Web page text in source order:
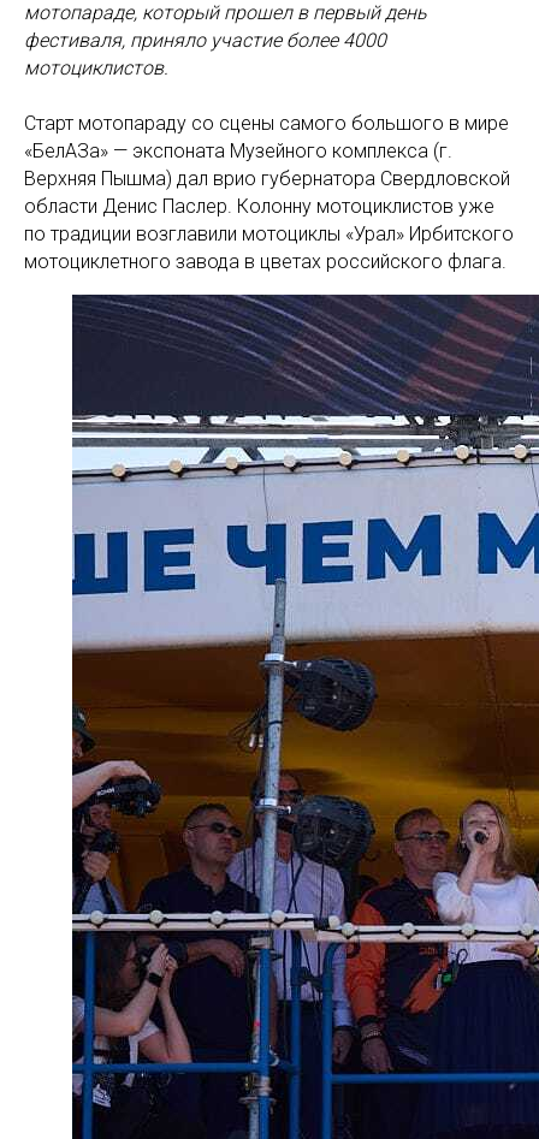
мотопараде, который прошел в первый день
фестиваля, приняло участие более 4000
мотоциклистов.
Старт мотопараду со сцены самого большого в мире
«БелАЗа» — экспоната Музейного комплекса (г.
Верхняя Пышма) дал врио губернатора Свердловской
области Денис Паслер. Колонну мотоциклистов уже
по традиции возглавили мотоциклы «Урал» Ирбитского
мотоциклетного завода в цветах российского флага.